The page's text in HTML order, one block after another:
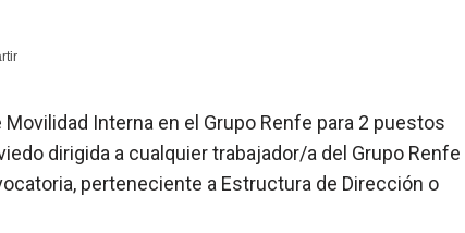
Interna en el Grupo Renfe para 2 puestos
dirigida a cualquier trabajador/a del Grupo Renfe
perteneciente a Estructura de Dirección o